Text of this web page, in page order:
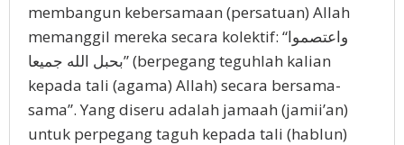
membangun kebersamaan (persatuan) Allah
memanggil mereka secara kolektif: “واعتصموا
بحبل الله جميعا” (berpegang teguhlah kalian
kepada tali (agama) Allah) secara bersama-
sama”. Yang diseru adalah jamaah (jamii’an)
untuk perpegang taguh kepada tali (hablun)